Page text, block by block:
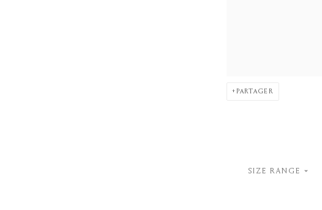
PARTAGER
SIZE RANGE